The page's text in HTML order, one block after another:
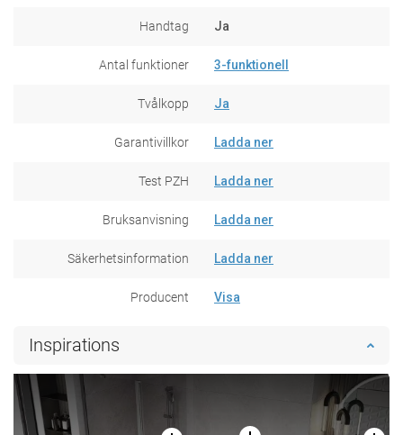
Handtag Ja
Antal funktioner 3-funktionell
Tvålkopp Ja
Garantivillkor Ladda ner
Test PZH Ladda ner
Bruksanvisning Ladda ner
Säkerhetsinformation Ladda ner
Producent Visa
Inspirations